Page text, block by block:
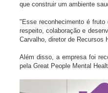
que construir um ambiente
"Esse reconhecimento é
respeito, colaboração e
Carvalho, diretor de Recursos
Além disso, a empresa foi
pela Great People Mental